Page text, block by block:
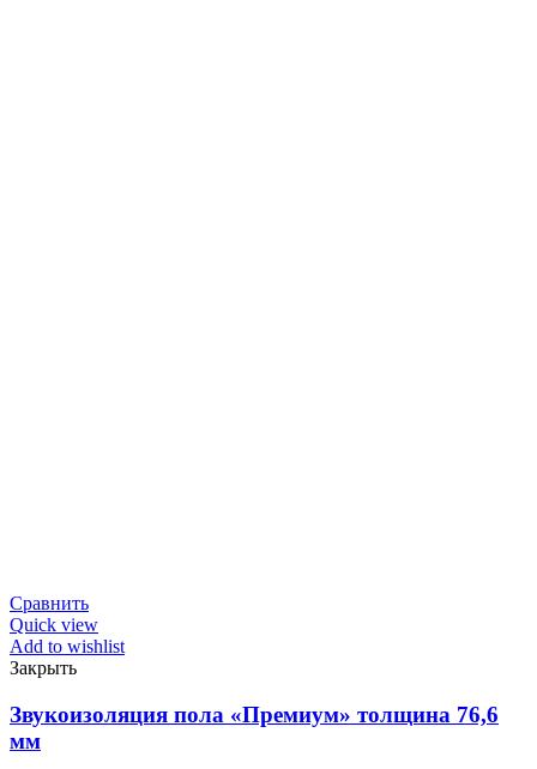
Сравнить
Quick view
Add to wishlist
Закрыть
Звукоизоляция пола «Премиум» толщина 76,6
мм